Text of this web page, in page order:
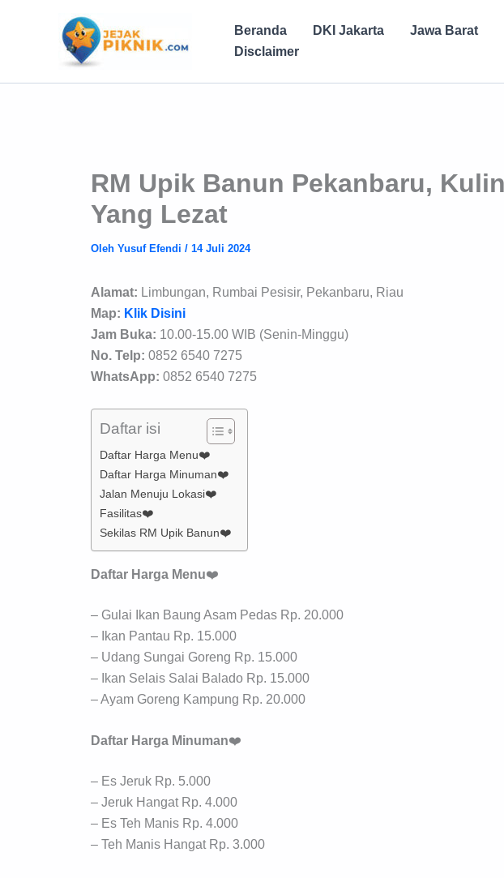
Beranda DKI Jakarta Jawa Barat
Disclaimer
RM Upik Banun Pekanbaru,
Yang Lezat
Oleh Yusuf Efendi / 14 Juli 2024
Alamat: Limbungan, Rumbai Pesisir, Pekanbaru, Riau
Map: Klik Disini
Jam Buka: 10.00-15.00 WIB (Senin-Minggu)
No. Telp: 0852 6540 7275
WhatsApp: 0852 6540 7275
Daftar isi
Daftar Harga Menu❤️
Daftar Harga Minuman❤️
Jalan Menuju Lokasi❤️
Fasilitas❤️
Sekilas RM Upik Banun❤️
Daftar Harga Menu❤️
– Gulai Ikan Baung Asam Pedas Rp. 20.000
– Ikan Pantau Rp. 15.000
– Udang Sungai Goreng Rp. 15.000
– Ikan Selais Salai Balado Rp. 15.000
– Ayam Goreng Kampung Rp. 20.000
Daftar Harga Minuman❤️
– Es Jeruk Rp. 5.000
– Jeruk Hangat Rp. 4.000
– Es Teh Manis Rp. 4.000
– Teh Manis Hangat Rp. 3.000